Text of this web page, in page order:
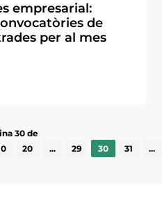
empresarial:
de
per al mes
30 de
20 ... 29 30 31 ...